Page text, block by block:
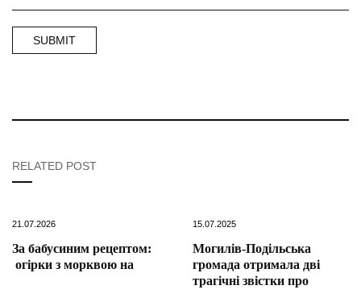
RELATED POST
21.07.2026
За бабусиним рецептом:
огірки з морквою на
15.07.2025
Могилів-Подільська
громада отримала дві
трагічні звістки про